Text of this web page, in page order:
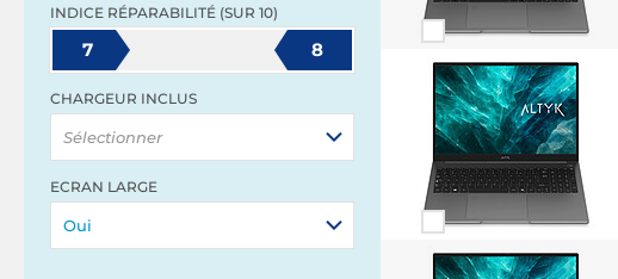
INDICE RÉPARABILITÉ (SUR 10)
7 8
CHARGEUR INCLUS
Sélectionner
ECRAN LARGE
Oui